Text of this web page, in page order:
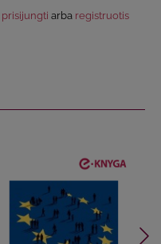
prisijungti arba registruotis